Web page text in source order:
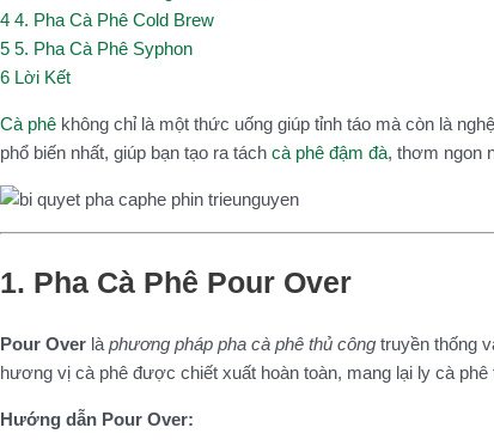
4 4. Pha Cà Phê Cold Brew
5 5. Pha Cà Phê Syphon
6 Lời Kết
Cà phê không chỉ là một thức uống giúp tỉnh táo mà còn là
phổ biến nhất, giúp bạn tạo ra tách cà phê đậm đà, thơm ngon
1. Pha Cà Phê Pour Over
Pour Over là phương pháp pha cà phê thủ công truyền thống
hương vị cà phê được chiết xuất hoàn toàn, mang lại ly cà phê
Hướng dẫn Pour Over: